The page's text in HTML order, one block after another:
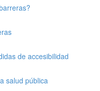
de accesibilidad
salud pública